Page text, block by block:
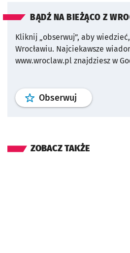
BĄDŹ NA BIEŻĄCO Z
Kliknij „obserwuj”, aby
Wrocławiu. Najciekawsze
www.wroclaw.pl znajdziesz w
Obserwuj profil
ZOBACZ TAKŻE